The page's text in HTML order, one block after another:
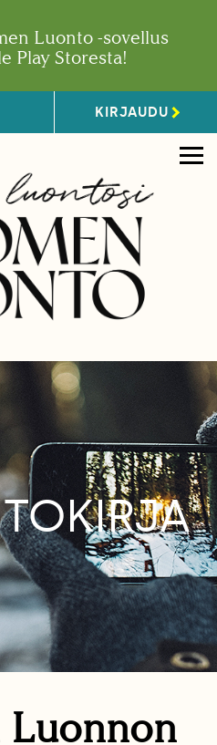
Luonto -sovellus
Play Storesta!
KIRJAUDU
Luonnon